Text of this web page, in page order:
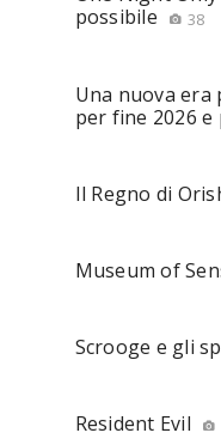
possibile
38
Una nuova era
per fine 2026 e
Il Regno di
Museum of
Scrooge e gli
Resident Evil